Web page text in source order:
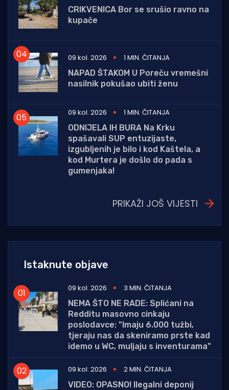
CRIKVENICA Bor se srušio ravno na
kupače
09 kol. 2026
1 MIN. ČITANJA
NAPAD ŠTAKOM U Poreču vremešni
nasilnik pokušao ubiti ženu
09 kol. 2026
1 MIN. ČITANJA
ODNIJELA IH BURA Na Krku
spašavali SUP entuzijaste,
izgubljenih je bilo i kod Kaštela, a
kod Murtera je došlo do pada s
gumenjaka!
PRIKAŽI JOŠ VIJESTI
Istaknute objave
09 kol. 2026
3 MIN. ČITANJA
NEMA ŠTO NE RADE: Splićani na
Redditu masovno cinkaju
poslodavce: "Imaju 6.000 tužbi,
tjeraju nas da skeniramo prste kad
idemo u WC, muljaju s inventurama"
09 kol. 2026
2 MIN. ČITANJA
VIDEO: OPASNO! Ilegalni deponij